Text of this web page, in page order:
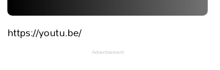
https://youtu.be/